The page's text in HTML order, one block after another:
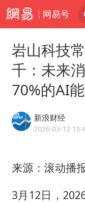
网易号
岩山科技
千：未来
70%的AI
新浪财经
2026-03-12
来源：滚动播
3月12日，